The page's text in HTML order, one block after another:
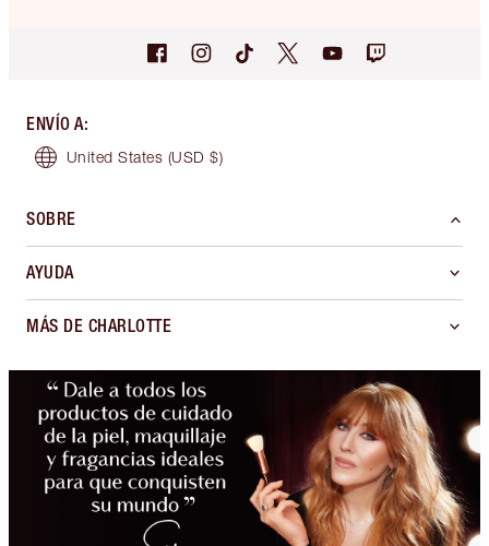
ENVÍO A:
United States (USD $)
SOBRE
AYUDA
MÁS DE CHARLOTTE